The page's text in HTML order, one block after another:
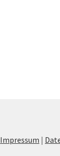
Impressum |